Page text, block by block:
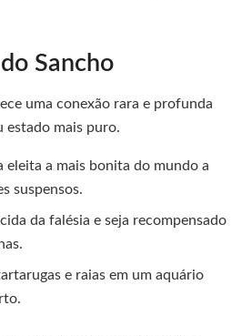
Sancho
uma conexão rara e profunda
estado mais puro.
eleita a mais bonita do mundo a
suspensos.
da falésia e seja recompensado
e raias em um aquário